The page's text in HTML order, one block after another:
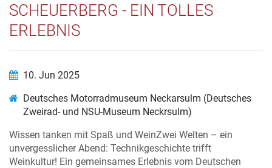
SCHEUERBERG - EIN TOLLES
ERLEBNIS
10. Jun 2025
Deutsches Motorradmuseum Neckarsulm (Deutsches
Zweirad- und NSU-Museum Neckrsulm)
Wissen tanken mit Spaß und WeinZwei Welten – ein
unvergesslicher Abend: Technikgeschichte trifft
Weinkultur! Ein gemeinsames Erlebnis vom Deutschen